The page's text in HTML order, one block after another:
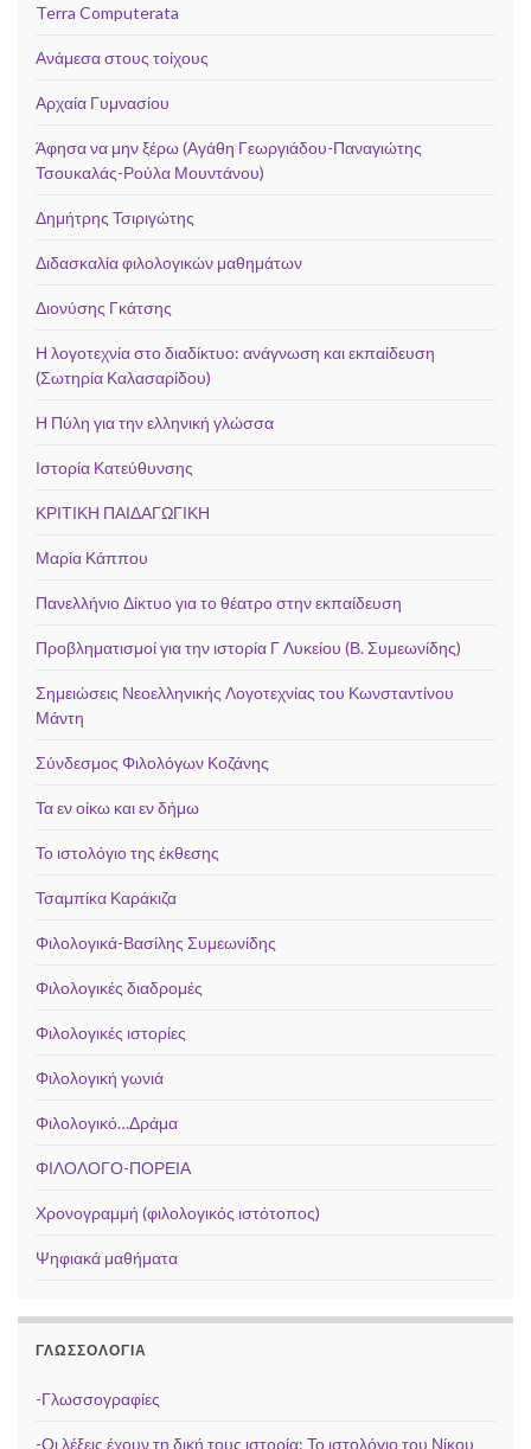
Terra Computerata
Ανάμεσα στους τοίχους
Αρχαία Γυμνασίου
Άφησα να μην ξέρω (Αγάθη Γεωργιάδου-Παναγιώτης
Τσουκαλάς-Ρούλα Μουντάνου)
Δημήτρης Τσιριγώτης
Διδασκαλία φιλολογικών μαθημάτων
Διονύσης Γκάτσης
Η λογοτεχνία στο διαδίκτυο: ανάγνωση και εκπαίδευση
(Σωτηρία Καλασαρίδου)
Η Πύλη για την ελληνική γλώσσα
Ιστορία Κατεύθυνσης
ΚΡΙΤΙΚΗ ΠΑΙΔΑΓΩΓΙΚΗ
Μαρία Κάππου
Πανελλήνιο Δίκτυο για το θέατρο στην εκπαίδευση
Προβληματισμοί για την ιστορία Γ Λυκείου (Β. Συμεωνίδης)
Σημειώσεις Νεοελληνικής Λογοτεχνίας του Κωνσταντίνου
Μάντη
Σύνδεσμος Φιλολόγων Κοζάνης
Τα εν οίκω και εν δήμω
Το ιστολόγιο της έκθεσης
Τσαμπίκα Καράκιζα
Φιλολογικά-Βασίλης Συμεωνίδης
Φιλολογικές διαδρομές
Φιλολογικές ιστορίες
Φιλολογική γωνιά
Φιλολογικό…Δράμα
ΦΙΛΟΛΟΓΟ-ΠΟΡΕΙΑ
Χρονογραμμή (φιλολογικός ιστότοπος)
Ψηφιακά μαθήματα
ΓΛΩΣΣΟΛΟΓΊΑ
-Γλωσσογραφίες
-Οι λέξεις έχουν τη δική τους ιστορία: Το ιστολόγιο του Νίκου